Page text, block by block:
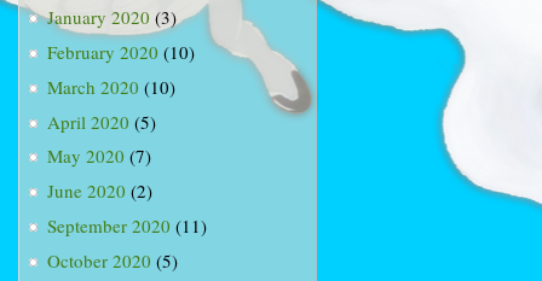
January 2020 (3)
February 2020 (10)
March 2020 (10)
April 2020 (5)
May 2020 (7)
June 2020 (2)
September 2020 (11)
October 2020 (5)